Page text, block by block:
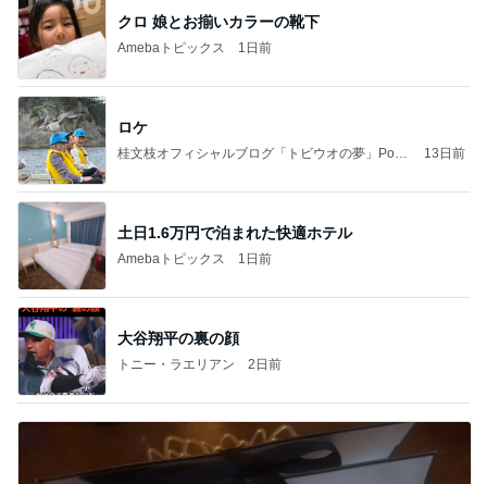
クロ 娘とお揃いカラーの靴下
Amebaトピックス 1日前
ロケ
桂文枝オフィシャルブログ「トビウオの夢」Pow
13日前
土日1.6万円で泊まれた快適ホテル
Amebaトピックス 1日前
大谷翔平の裏の顔
トニー・ラエリアン 2日前